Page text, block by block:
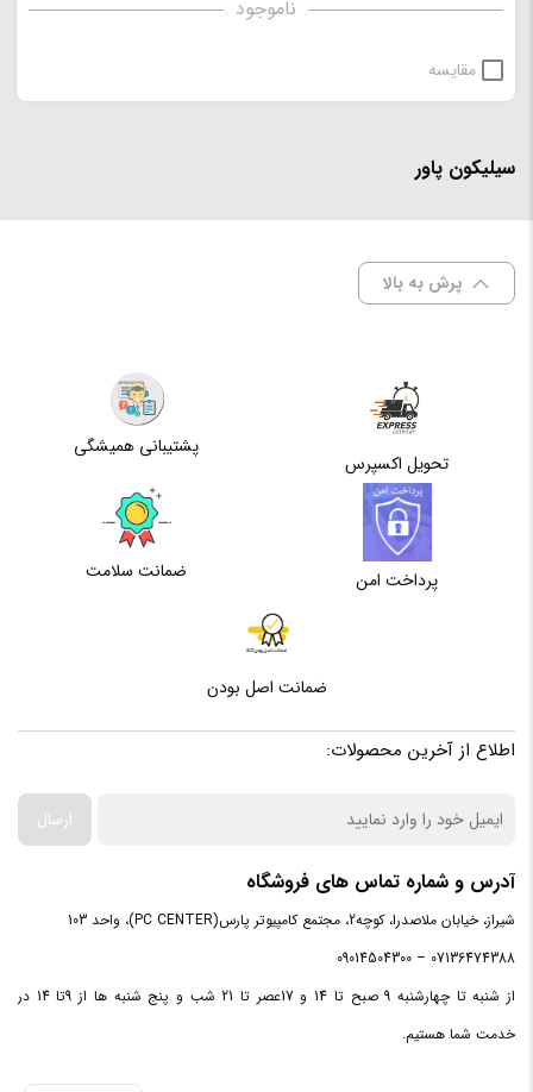
ناموجود
مقایسه
سیلیکون پاور
پرش به بالا
تحویل اکسپرس
پشتیبانی همیشگی
پرداخت امن ضمانت سلامت
ضمانت اصل بودن
اطلاع از آخرین محصولات:
ارسال
آدرس و شماره تماس های فروشگاه
شیراز، خیابان ملاصدرا، کوچه2، مجتمع کامپیوتر پارس(PC CENTER)، واحد 103
07136474388 – 09014504300
از شنبه تا چهارشنبه 9 صبح تا 14 و 17عصر تا 21 شب و پنج شنبه ها از 9تا 14 در
خدمت شما هستیم.